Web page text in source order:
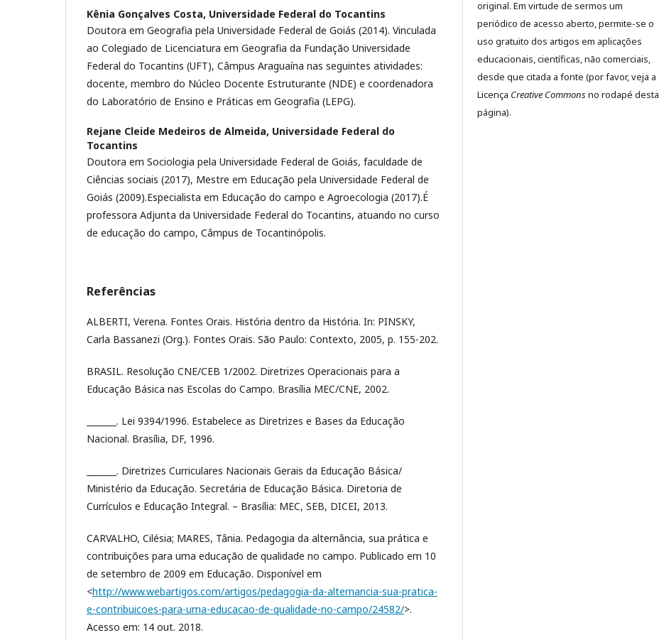
Kênia Gonçalves Costa, Universidade Federal do Tocantins
Doutora em Geografia pela Universidade Federal de Goiás (2014). Vinculada
ao Colegiado de Licenciatura em Geografia da Fundação Universidade
Federal do Tocantins (UFT), Câmpus Araguaína nas seguintes atividades:
docente, membro do Núcleo Docente Estruturante (NDE) e coordenadora
do Laboratório de Ensino e Práticas em Geografia (LEPG).
Rejane Cleide Medeiros de Almeida, Universidade Federal do
Tocantins
Doutora em Sociologia pela Universidade Federal de Goiás, faculdade de
Ciências sociais (2017), Mestre em Educação pela Universidade Federal de
Goiás (2009).Especialista em Educação do campo e Agroecologia (2017).É
professora Adjunta da Universidade Federal do Tocantins, atuando no curso
de educação do campo, Câmpus de Tocantinópolis.
Referências
ALBERTI, Verena. Fontes Orais. História dentro da História. In: PINSKY,
Carla Bassanezi (Org.). Fontes Orais. São Paulo: Contexto, 2005, p. 155-202.
BRASIL. Resolução CNE/CEB 1/2002. Diretrizes Operacionais para a
Educação Básica nas Escolas do Campo. Brasília MEC/CNE, 2002.
_______. Lei 9394/1996. Estabelece as Diretrizes e Bases da Educação
Nacional. Brasília, DF, 1996.
_______. Diretrizes Curriculares Nacionais Gerais da Educação Básica/
Ministério da Educação. Secretária de Educação Básica. Diretoria de
Currículos e Educação Integral. – Brasília: MEC, SEB, DICEI, 2013.
CARVALHO, Cilésia; MARES, Tânia. Pedagogia da alternância, sua prática e
contribuições para uma educação de qualidade no campo. Publicado em 10
de setembro de 2009 em Educação. Disponível em
<http://www.webartigos.com/artigos/pedagogia-da-alternancia-sua-pratica-
e-contribuicoes-para-uma-educacao-de-qualidade-no-campo/24582/>.
Acesso em: 14 out. 2018.
original. Em virtude de sermos um
periódico de acesso aberto, permite-se o
uso gratuito dos artigos em aplicações
educacionais, científicas, não comerciais,
desde que citada a fonte (por favor, veja a
Licença Creative Commonsno rodapé desta
página).